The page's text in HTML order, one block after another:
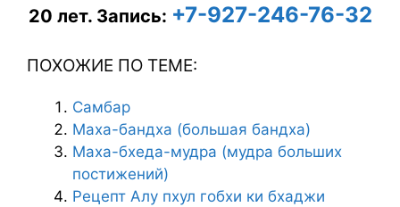
20 лет. Запись: +7-927-246-76-32
ПОХОЖИЕ ПО ТЕМЕ:
Самбар
Маха-бандха (большая бандха)
Маха-бхеда-мудра (мудра больших
постижений)
Рецепт Алу пхул гобхи ки бхаджи